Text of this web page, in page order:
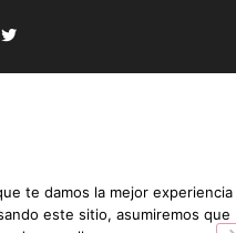
te damos la mejor experiencia
este sitio, asumiremos que